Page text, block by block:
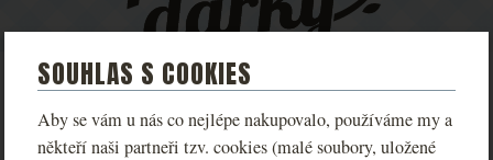
SOUHLAS S COOKIES
Aby se vám u nás co nejlépe nakupovalo, používáme my a
někteří naši partneři tzv. cookies (malé soubory, uložené
FIREMNÍ DÁRKY A DEGUSTACE